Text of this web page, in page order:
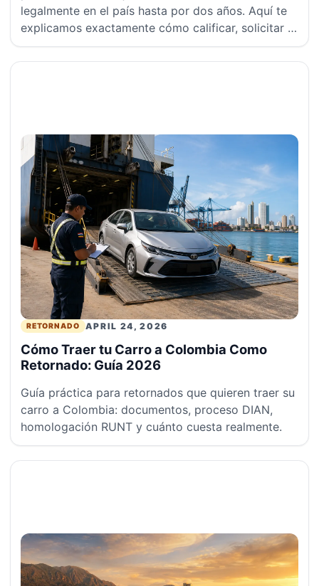
legalmente en el país hasta por dos años. Aquí te
explicamos exactamente cómo calificar, solicitar y
qué hacer después de la aprobación.
RETORNADO APRIL 24, 2026
Cómo Traer tu Carro a Colombia Como
Retornado: Guía 2026
Guía práctica para retornados que quieren traer su
carro a Colombia: documentos, proceso DIAN,
homologación RUNT y cuánto cuesta realmente.